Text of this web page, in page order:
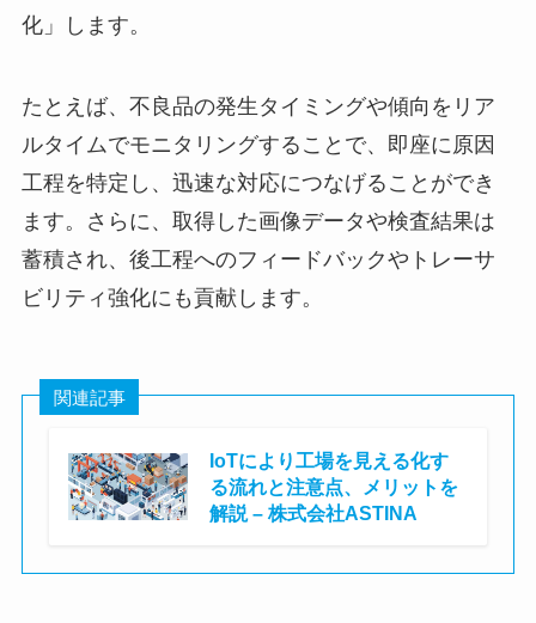
化」します。
たとえば、不良品の発生タイミングや傾向をリア
ルタイムでモニタリングすることで、即座に原因
工程を特定し、迅速な対応につなげることができ
ます。さらに、取得した画像データや検査結果は
蓄積され、後工程へのフィードバックやトレーサ
ビリティ強化にも貢献します。
関連記事
IoTにより工場を見える化す
る流れと注意点、メリットを
解説 – 株式会社ASTINA